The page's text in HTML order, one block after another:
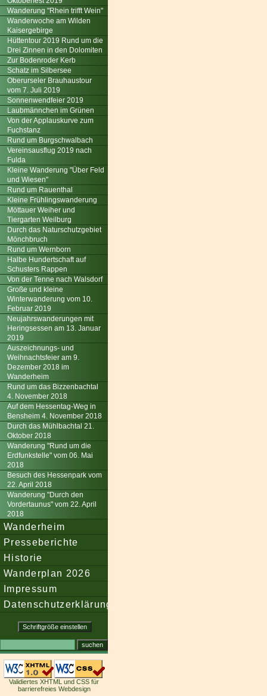
Wanderung "Rhein trifft Wein"
Wanderwoche am Wilden
Kaisergebirge
Hüttentour 2019 Rund um die
Drei Zinnen in den Dolomiten
Zur Bodenroder Kerb
Schatz im Silbersee
Oberurseler Brauhaustour
vom 7. Juli 2019
Sonnenwendfeier 2019
Laubmännchen im Grünen
Von der Applauskurve zum
Fuchstanz
Rund um Burgschwalbach
Vereinsausflug 2019 nach
Fulda
Kleine Wanderung "Über Feld
und Wiesen"
Rund um Rauenthal
Kleine Frühlingswanderung
Möttauer Weiher und
Tiergarten Weilburg
Durch das Naturschutzgebiet
Mönchbruch
Rund um Wernborn
Halbe Hundertschaft auf
Schusters Rappen
Von der Tenne nach Walsdorf
Große und kleine
Winterwanderung vom 10.
Februar 2019
Neujahrswanderungen mit
Heringsessen am 13. Januar
2019
Auszeichnungs- und
Weihnachtsfeier am 9.
Dezember 2018 im
Wanderheim
Rund um das Bizzenbachtal
4. November 2018
Auf dem Hessentag-Weg in
Bensheim 4. November 2018
Durch das Mühlbachtal 21.
Oktober 2018
Wanderung "Rund um die
Erdfunkstelle" vom 06. Mai
2018
Besuch des Hessenpark vom
22. April 2018
Wanderung "Durch den
Vordertaunus" vom 22. April
2018
Wanderheim
Presseberichte
Historie
Wanderplan 2026
Impressum
Datenschutzerklärung
Validiertes XHTML und CSS für
barrierefreies Webdesign